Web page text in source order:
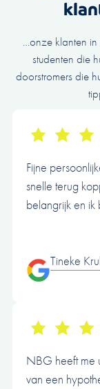
…onze klanten
studenten die
doorstromers die
Fijne
snelle terug
belangrijk en
Tineke Krul
NBG heeft me
van een